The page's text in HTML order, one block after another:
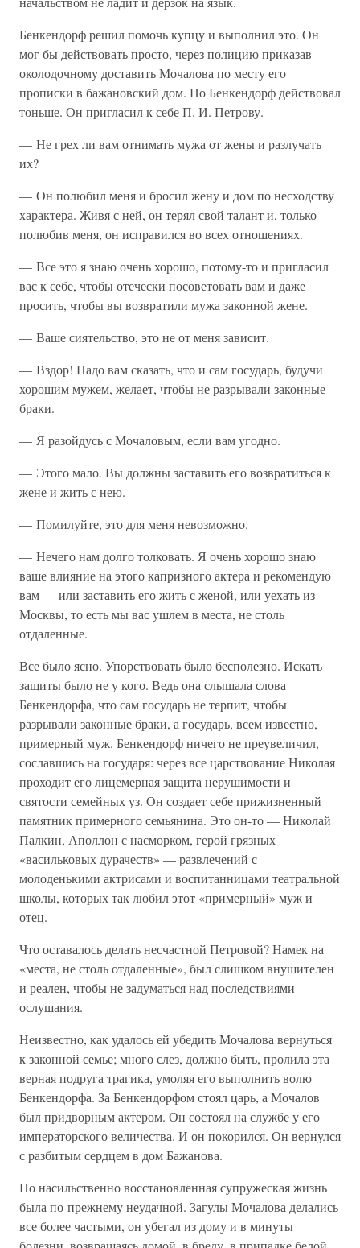
Бенкендорф решил помочь купцу и выполнил это. Он
мог бы действовать просто, через полицию приказав
околодочному доставить Мочалова по месту его
прописки в бажановский дом. Но Бенкендорф действовал
тоньше. Он пригласил к себе П. И. Петрову.
— Не грех ли вам отнимать мужа от жены и разлучать
их?
— Он полюбил меня и бросил жену и дом по несходству
характера. Живя с ней, он терял свой талант и, только
полюбив меня, он исправился во всех отношениях.
— Все это я знаю очень хорошо, потому-то и пригласил
вас к себе, чтобы отечески посоветовать вам и даже
просить, чтобы вы возвратили мужа законной жене.
— Ваше сиятельство, это не от меня зависит.
— Вздор! Надо вам сказать, что и сам государь, будучи
хорошим мужем, желает, чтобы не разрывали законные
браки.
— Я разойдусь с Мочаловым, если вам угодно.
— Этого мало. Вы должны заставить его возвратиться к
жене и жить с нею.
— Помилуйте, это для меня невозможно.
— Нечего нам долго толковать. Я очень хорошо знаю
ваше влияние на этого капризного актера и рекомендую
вам — или заставить его жить с женой, или уехать из
Москвы, то есть мы вас ушлем в места, не столь
отдаленные.
Все было ясно. Упорствовать было бесполезно. Искать
защиты было не у кого. Ведь она слышала слова
Бенкендорфа, что сам государь не терпит, чтобы
разрывали законные браки, а государь, всем известно,
примерный муж. Бенкендорф ничего не преувеличил,
сославшись на государя: через все царствование Николая
проходит его лицемерная защита нерушимости и
святости семейных уз. Он создает себе прижизненный
памятник примерного семьянина. Это он-то — Николай
Палкин, Аполлон с насморком, герой грязных
«васильковых дурачеств» — развлечений с
молоденькими актрисами и воспитанницами театральной
школы, которых так любил этот «примерный» муж и
отец.
Что оставалось делать несчастной Петровой? Намек на
«места, не столь отдаленные», был слишком внушителен
и реален, чтобы не задуматься над последствиями
ослушания.
Неизвестно, как удалось ей убедить Мочалова вернуться
к законной семье; много слез, должно быть, пролила эта
верная подруга трагика, умоляя его выполнить волю
Бенкендорфа. За Бенкендорфом стоял царь, а Мочалов
был придворным актером. Он состоял на службе у его
императорского величества. И он покорился. Он вернулся
с разбитым сердцем в дом Бажанова.
Но насильственно восстановленная супружеская жизнь
была по-прежнему неудачной. Загулы Мочалова делались
все более частыми, он убегал из дому и в минуты